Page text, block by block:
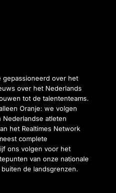
gepassioneerd over het
over het Nederlands
tot de talententeams.
Oranje: we volgen
atleten
het Realtimes Network
complete
ons volgen voor het
van onze nationale
de landsgrenzen.